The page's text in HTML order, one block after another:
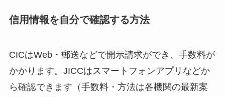
信用情報を自分で確認する方法
CICはWeb・郵送などで開示請求ができ、手数料が
かかります。JICCはスマートフォンアプリなどか
ら確認できます（手数料・方法は各機関の最新案